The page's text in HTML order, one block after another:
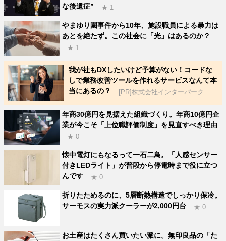
な後遺症”
★ 1
やまゆり園事件から10年、施設職員による暴力は
あとを絶たず。この社会に「光」はあるのか？
★ 1
我が社もDXしたいけど予算がない！コードな
しで業務改善ツールを作れるサービスなんて本
当にあるの？
[PR]株式会社インターパーク
年商30億円を見据えた組織づくり。年商10億円企
業が今こそ「上位職評価制度」を見直すべき理由
★ 0
懐中電灯にもなるって一石二鳥。「人感センサー
付きLEDライト」が普段から停電時まで役に立つ
んです
★ 0
折りたためるのに、5層断熱構造でしっかり保冷。
サーモスの実力派クーラーが2,000円台
★ 0
お土産はたくさん買いたい派に。無印良品の「た